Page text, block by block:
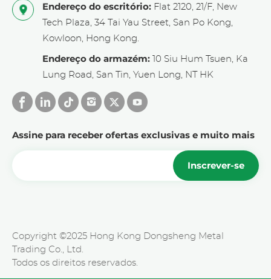
Endereço do escritório: Flat 2120, 21/F, New
Tech Plaza, 34 Tai Yau Street, San Po Kong,
Kowloon, Hong Kong.
Endereço do armazém: 10 Siu Hum Tsuen, Ka
Lung Road, San Tin, Yuen Long, NT HK
Assine para receber ofertas exclusivas e muito mais
Inscrever-se
Copyright ©2025 Hong Kong Dongsheng Metal
Trading Co., Ltd.
Todos os direitos reservados.